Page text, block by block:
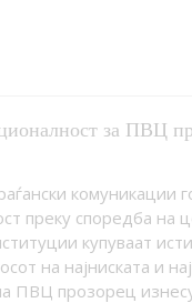
за ПВЦ
комуникации
преку споредба на
купуваат
на најниската и
ПВЦ прозорец